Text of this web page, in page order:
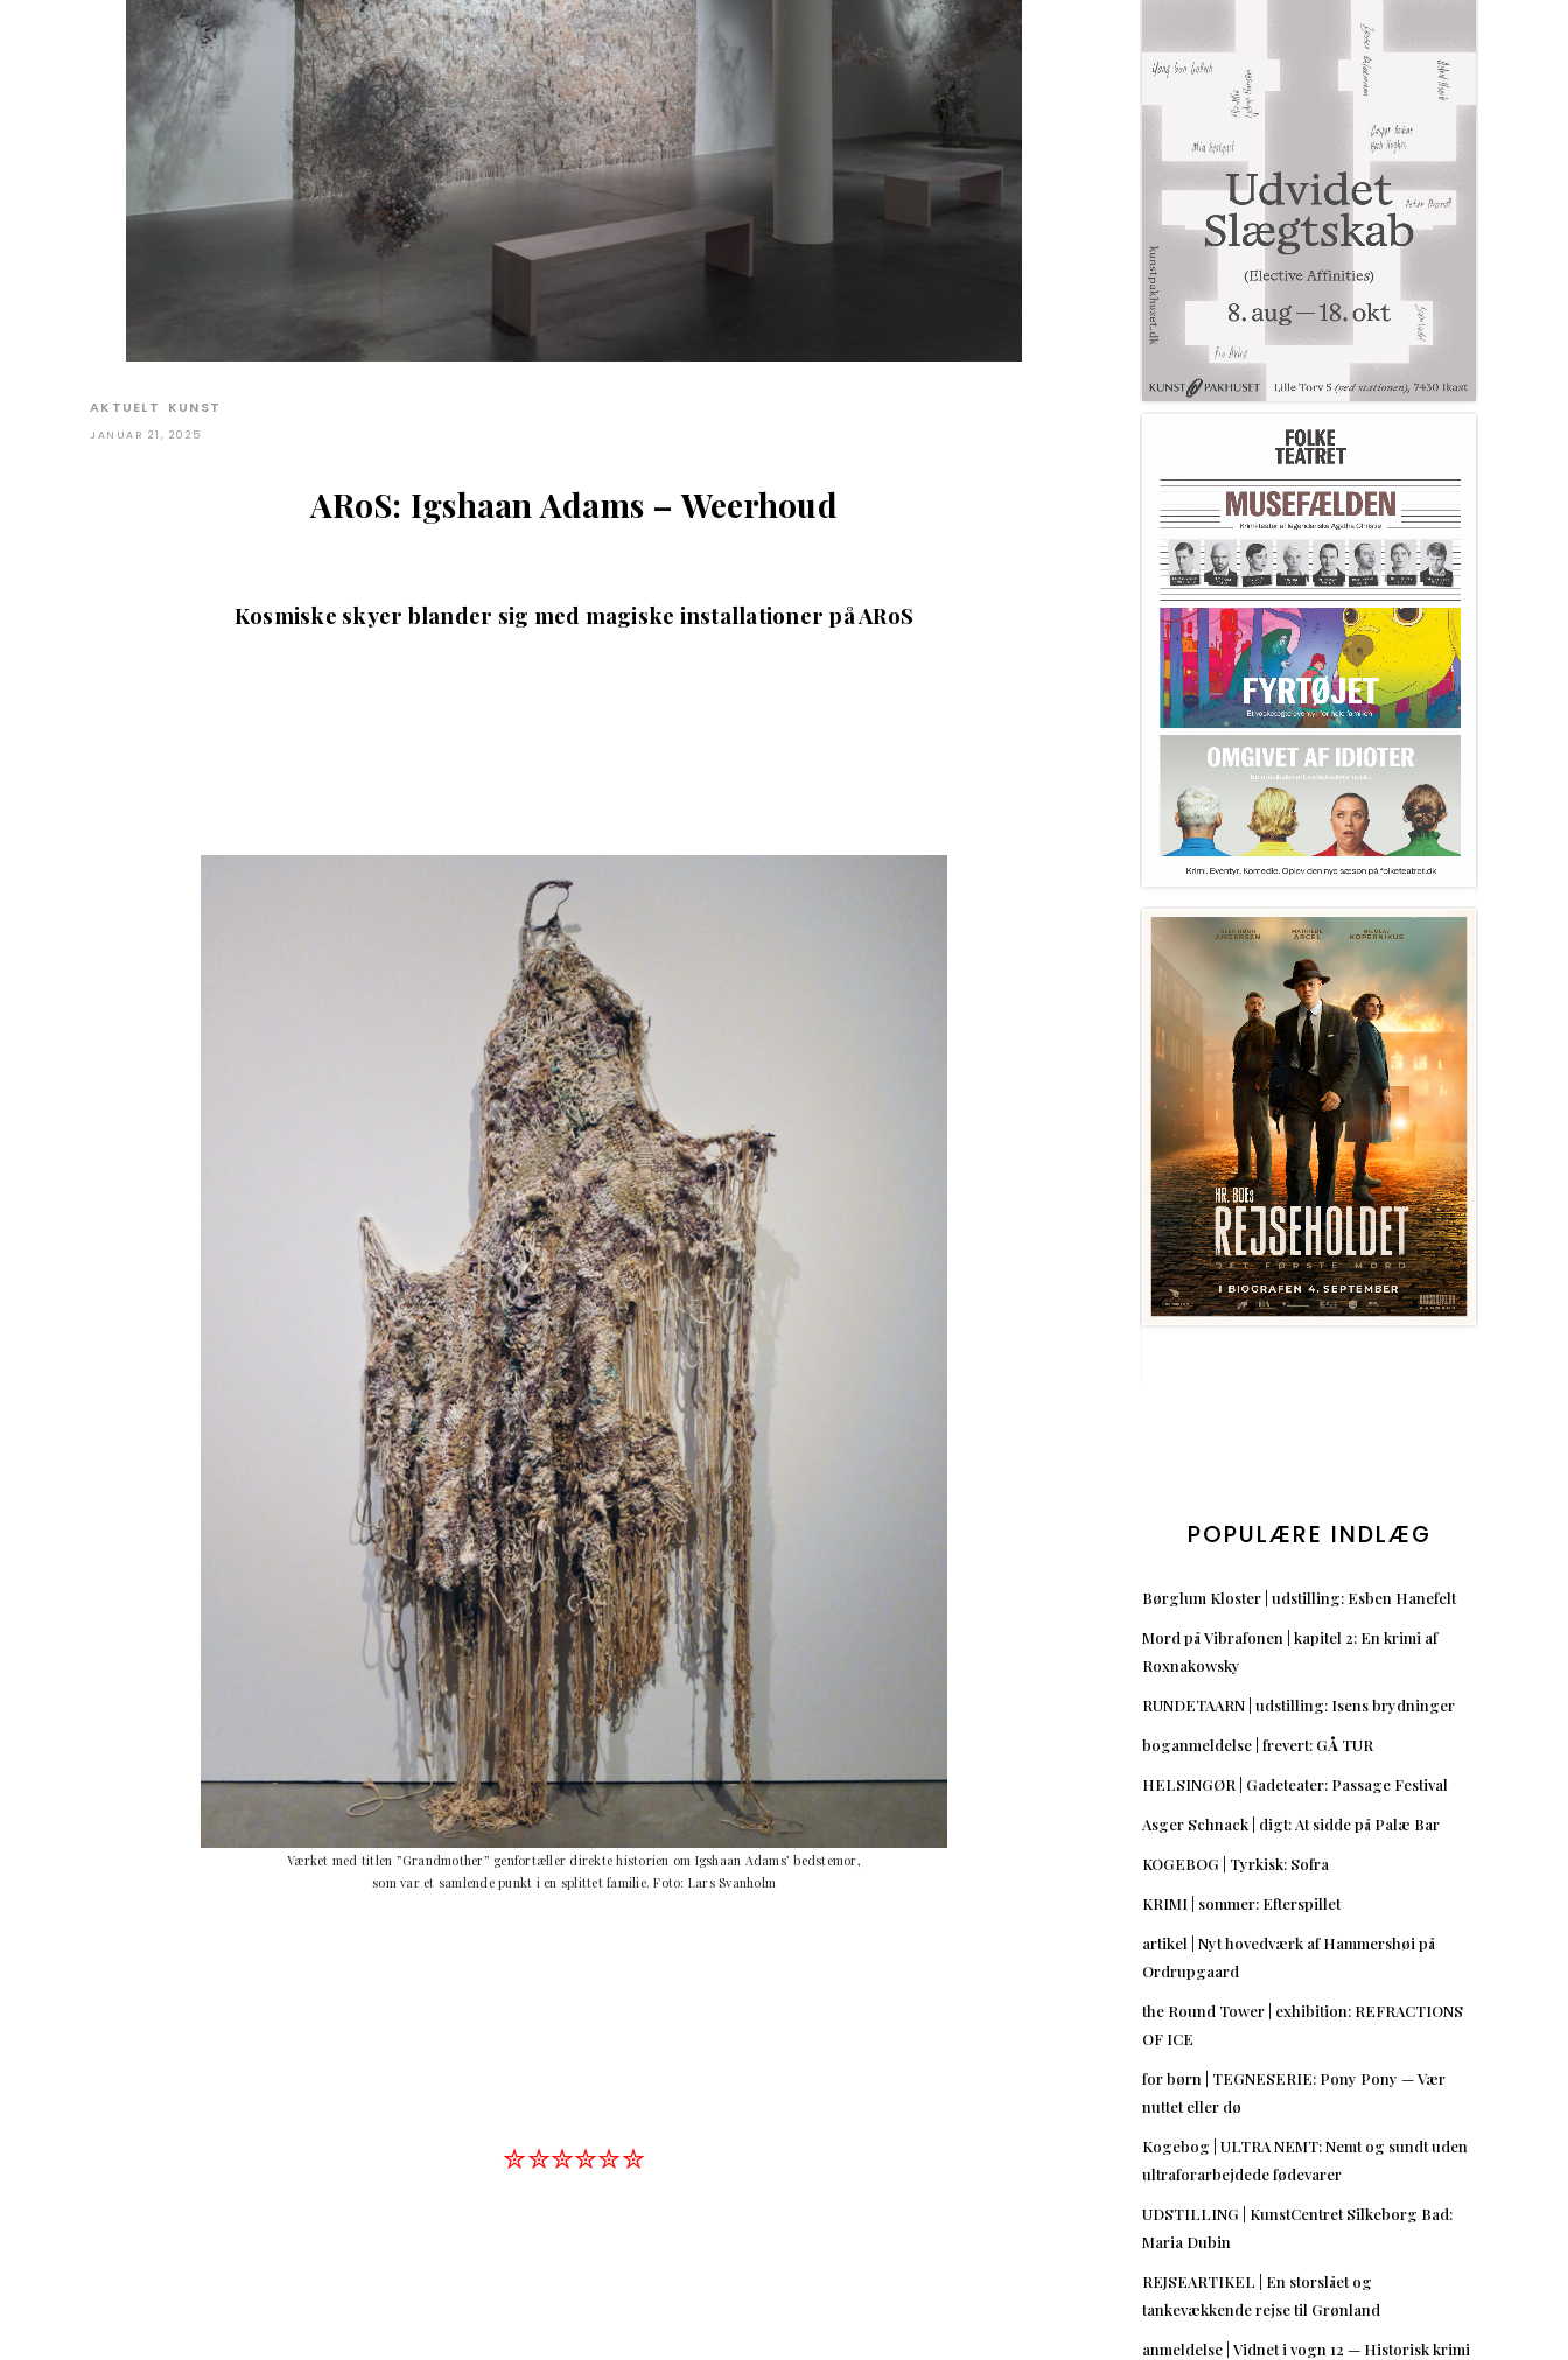
AKTUELT KUNST
JANUAR 21, 2025
ARoS: Igshaan Adams – Weerhoud
Kosmiske skyer blander sig med magiske installationer på ARoS
Værket med titlen ”Grandmother” genfortæller direkte historien om Igshaan Adams’ bedstemor,
som var et samlende punkt i en splittet familie. Foto: Lars Svanholm
✮✮✮✮✮✮
POPULÆRE INDLÆG
Børglum Kloster | udstilling: Esben Hanefelt
Mord på Vibrafonen | kapitel 2: En krimi af
Roxnakowsky
RUNDETAARN | udstilling: Isens brydninger
boganmeldelse | frevert: GÅ TUR
HELSINGØR | Gadeteater: Passage Festival
Asger Schnack | digt: At sidde på Palæ Bar
KOGEBOG | Tyrkisk: Sofra
KRIMI | sommer: Efterspillet
artikel | Nyt hovedværk af Hammershøi på
Ordrupgaard
the Round Tower | exhibition: REFRACTIONS
OF ICE
for børn | TEGNESERIE: Pony Pony — Vær
nuttet eller dø
Kogebog | ULTRA NEMT: Nemt og sundt uden
ultraforarbejdede fødevarer
UDSTILLING | KunstCentret Silkeborg Bad:
Maria Dubin
REJSEARTIKEL | En storslået og
tankevækkende rejse til Grønland
anmeldelse | Vidnet i vogn 12 — Historisk krimi